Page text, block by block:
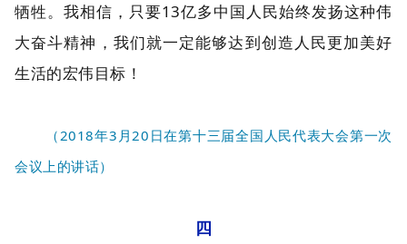
牺牲。我相信，只要13亿多中国人民始终发扬这种伟
大奋斗精神，我们就一定能够达到创造人民更加美好
生活的宏伟目标！
（2018年3月20日在第十三届全国人民代表大会第一次
会议上的讲话）
四